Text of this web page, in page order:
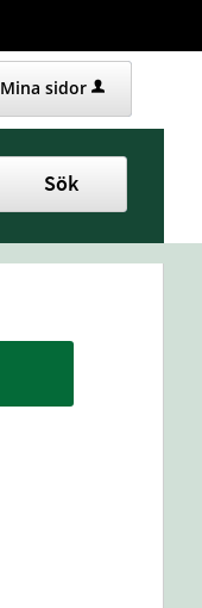
Mina sidor
Sök